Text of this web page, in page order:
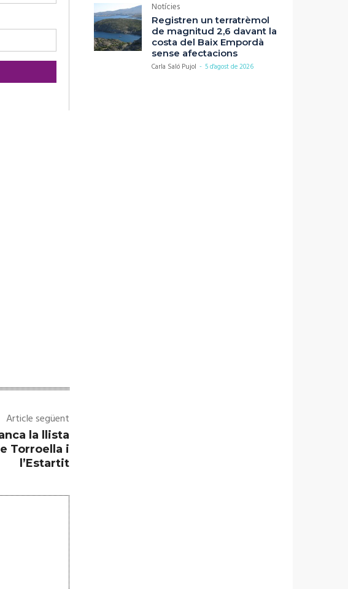
Article següent
la llista
Torroella i
l’Estartit
Notícies
Registren un terratrèmol
de magnitud 2,6 davant la
costa del Baix Empordà
sense afectacions
Carla Saló Pujol - 5 d'agost de 2026